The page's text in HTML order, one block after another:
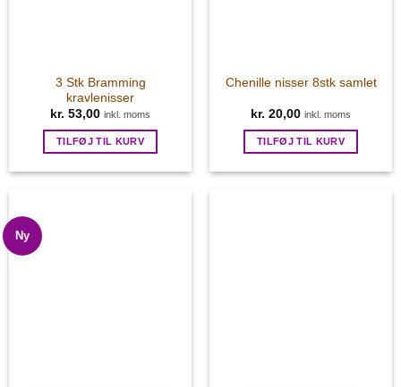
3 Stk Bramming
kravlenisser
kr. 53,00 inkl. moms
TILFØJ TIL KURV
Chenille nisser 8stk samlet
kr. 20,00 inkl. moms
TILFØJ TIL KURV
Ny